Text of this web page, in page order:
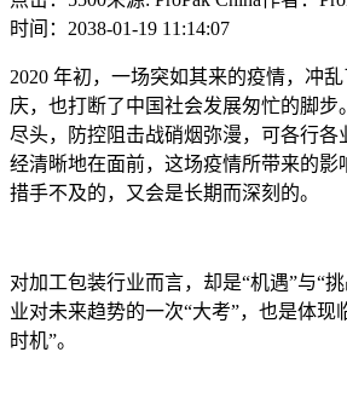
时间：2038-01-19 11:14:07
2020 年初，一场突如其来的疫情，冲
庆，也打断了中国社会发展匆忙的脚步
尽头，防控阻击战硝烟弥漫，可各行各
经清晰地在面前，这场疫情所带来的影
措手不及的，又会是长期而深刻的。
对加工包装行业而言，却是“机遇”与“
业对未来趋势的一次“大考”，也是体现
时机”。